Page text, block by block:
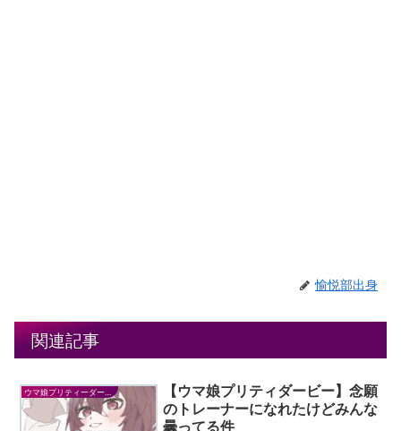
愉悦部出身
関連記事
【ウマ娘プリティダービー】念願
のトレーナーになれたけどみんな
曇ってる件